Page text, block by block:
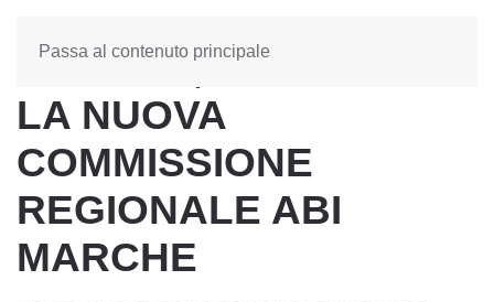
Passa al contenuto principale
BANCHE, INSEDIATA
LA NUOVA
COMMISSIONE
REGIONALE ABI
MARCHE